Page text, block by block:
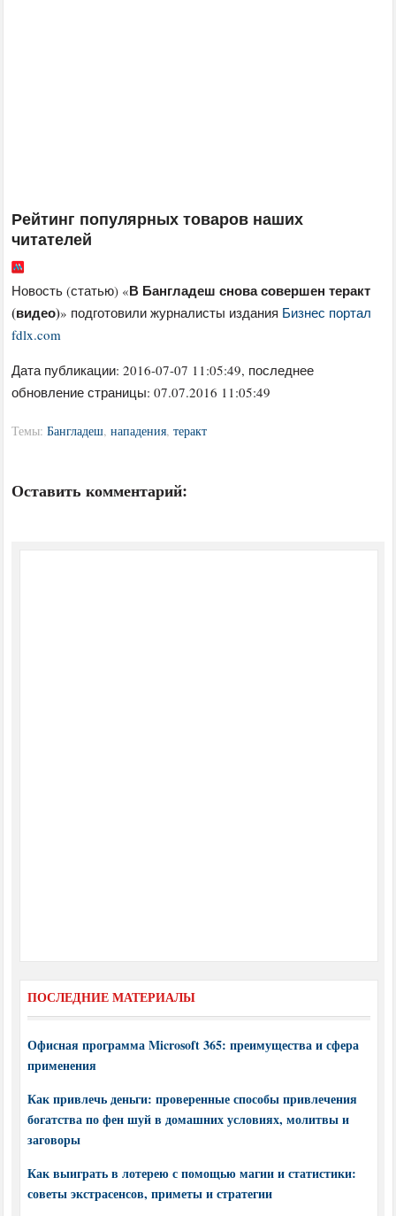
Рейтинг популярных товаров наших
читателей
Новость (статью) «В Бангладеш снова совершен теракт
(видео)» подготовили журналисты издания Бизнес портал
fdlx.com
Дата публикации:2016-07-07 11:05:49, последнее
обновление страницы: 07.07.2016 11:05:49
Темы:Бангладеш,нападения,теракт
Оставить комментарий:
ПОСЛЕДНИЕ МАТЕРИАЛЫ
Офисная программа Microsoft 365: преимущества и сфера
применения
Как привлечь деньги: проверенные способы привлечения
богатства по фен шуй в домашних условиях, молитвы и
заговоры
Как выиграть в лотерею с помощью магии и статистики:
советы экстрасенсов, приметы и стратегии